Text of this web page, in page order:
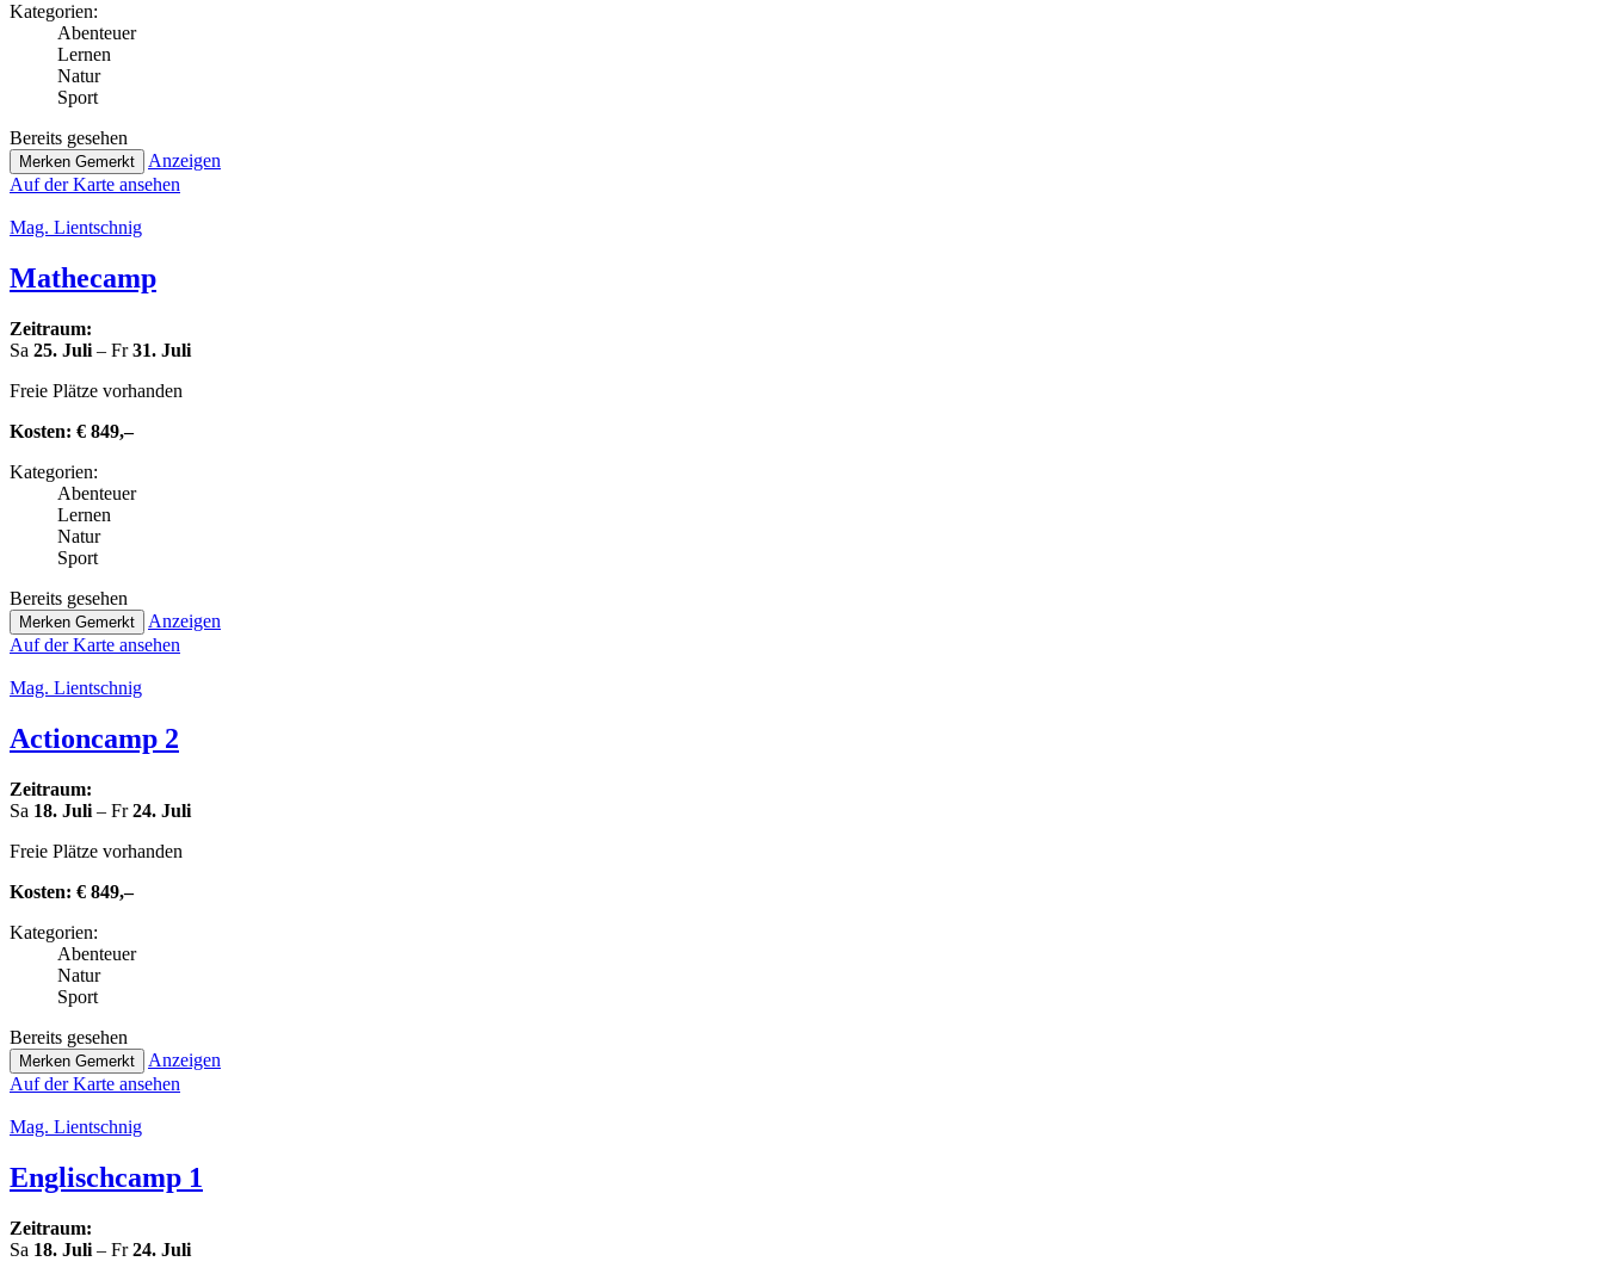
Kate­go­rien:
Abenteuer
Lernen
Natur
Sport
Bereits gesehen
Merken Gemerkt
Anzeigen
Auf der Karte ansehen
Mag. Lient­sch­nig
Mathecamp
Zeitraum:
Sa 25. Juli – Fr31. Juli
Freie Plätze vorhanden
Kosten: € 849,–
Kate­go­rien:
Abenteuer
Lernen
Natur
Sport
Bereits gesehen
Merken Gemerkt
Anzeigen
Auf der Karte ansehen
Mag. Lient­sch­nig
Action­camp 2
Zeitraum:
Sa 18. Juli – Fr24. Juli
Freie Plätze vorhanden
Kosten: € 849,–
Kate­go­rien:
Abenteuer
Natur
Sport
Bereits gesehen
Merken Gemerkt
Anzeigen
Auf der Karte ansehen
Mag. Lient­sch­nig
Eng­lisch­camp 1
Zeitraum:
Sa 18. Juli – Fr24. Juli